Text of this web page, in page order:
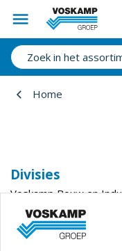
Home
Divisies
Voskamp Bouw en
Voskamp
Voskamp